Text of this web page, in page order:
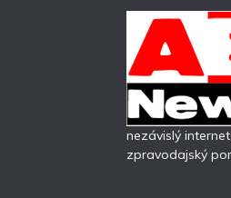
nezávislý
zpravodajský